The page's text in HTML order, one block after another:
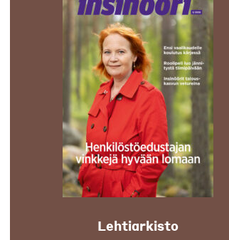
Lehtiarkisto